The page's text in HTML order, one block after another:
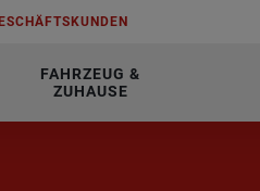
FAHRZEUG &
ZUHAUSE